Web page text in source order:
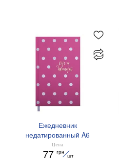
Ежедневник
недатированный A6
ELEGANT Buromax
BM.2622-10
Цена
77 грн
шт